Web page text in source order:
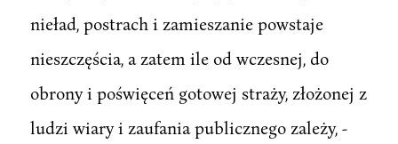
nieład, postrach i zamieszanie powstaje
nieszczęścia, a zatem ile od wczesnej, do
obrony i poświęceń gotowej straży, złożonej z
ludzi wiary i zaufania publicznego zależy, -